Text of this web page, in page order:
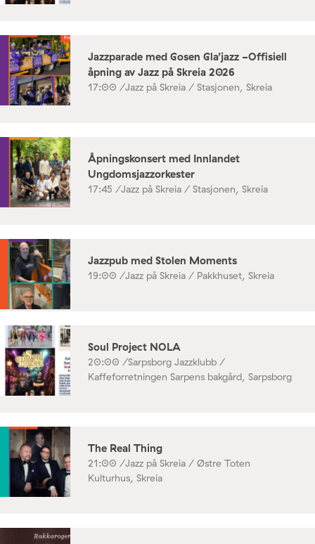
Jazzparade med Gosen Gla’jazz -Offisiell
åpning av Jazz på Skreia 2026
17:00 /Jazz på Skreia / Stasjonen, Skreia
Åpningskonsert med Innlandet
Ungdomsjazzorkester
17:45 /Jazz på Skreia / Stasjonen, Skreia
Jazzpub med Stolen Moments
19:00 /Jazz på Skreia / Pakkhuset, Skreia
Soul Project NOLA
20:00 /Sarpsborg Jazzklubb /
Kaffeforretningen Sarpens bakgård, Sarpsborg
The Real Thing
21:00 /Jazz på Skreia / Østre Toten
Kulturhus, Skreia